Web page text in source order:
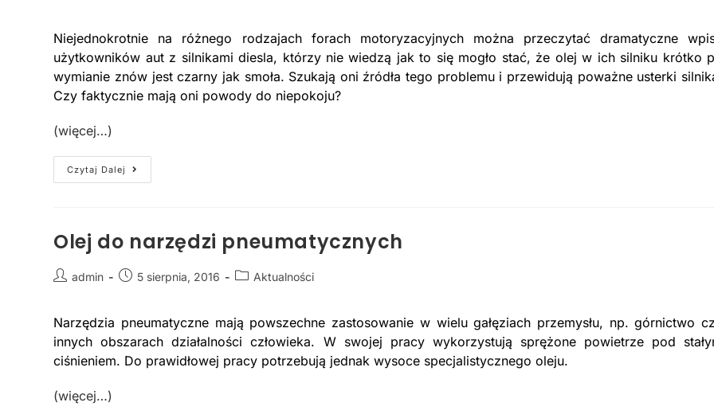
Niejednokrotnie na różnego rodzajach forach motoryzacyjnych można przeczytać dramatyczne
użytkowników aut z silnikami diesla, którzy nie wiedzą jak to się mogło stać, że olej w ich silniku krótko
wymianie znów jest czarny jak smoła. Szukają oni źródła tego problemu i przewidują poważne usterki
Czy faktycznie mają oni powody do niepokoju?
(więcej…)
Czytaj Dalej
Olej do narzędzi pneumatycznych
admin 5 sierpnia, 2016 Aktualności
Narzędzia pneumatyczne mają powszechne zastosowanie w wielu gałęziach przemysłu, np. górnictwo
innych obszarach działalności człowieka. W swojej pracy wykorzystują sprężone powietrze pod
ciśnieniem. Do prawidłowej pracy potrzebują jednak wysoce specjalistycznego oleju.
(więcej…)